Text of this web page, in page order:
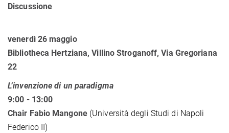
Discussione
venerdì 26 maggio
Bibliotheca Hertziana,Villino Stroganoff, Via Gregoriana
22
L’invenzione di un paradigma
9:00 - 13:00
Chair Fabio Mangone (Università degli Studi di Napoli
Federico II)